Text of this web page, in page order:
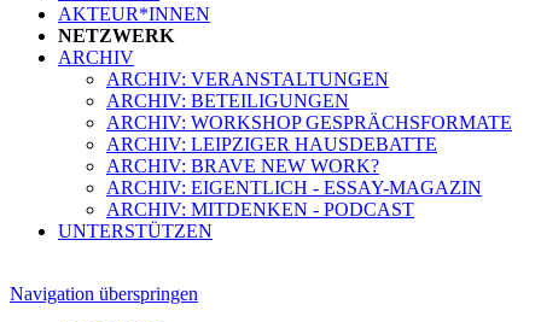
AKTEUR*INNEN
NETZWERK
ARCHIV
ARCHIV: VERANSTALTUNGEN
ARCHIV: BETEILIGUNGEN
ARCHIV: WORKSHOP GESPRÄCHSFORMATE
ARCHIV: LEIPZIGER HAUSDEBATTE
ARCHIV: BRAVE NEW WORK?
ARCHIV: EIGENTLICH - ESSAY-MAGAZIN
ARCHIV: MITDENKEN - PODCAST
UNTERSTÜTZEN
Navigation überspringen